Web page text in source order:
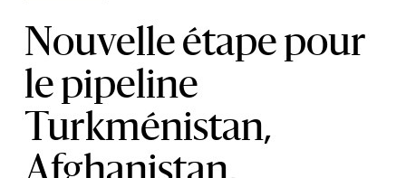
Nouvelle étape pour
le pipeline
Turkménistan,